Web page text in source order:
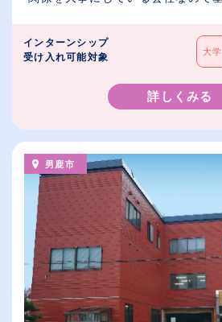
インターンシップ
受け入れ可能対象
大学
詳しくみる
男鹿市